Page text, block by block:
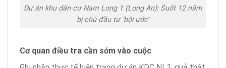
Dự án khu dân cư Nam Long 1 (Long An): Suốt 12 năm
bị chủ đầu tư ‘bội ước’
Cơ quan điều tra cần sớm vào cuộc